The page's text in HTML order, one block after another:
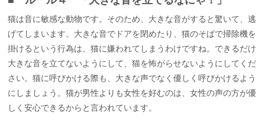
猫は音に敏感な動物です。そのため、大きな音がすると驚いて、逃
げてしまいます。大きな音でドアを閉めたり、猫のそばで掃除機を
掛けるという行為は、猫に嫌われてしまうわけですね。できるだけ
大きな音を立てないようにして、猫を怖がらせないようにしてくだ
さい。猫に呼びかける際も、大きな声でなく優しく呼びかけるよう
にしましょう。猫が男性よりも女性を好むのは、女性の声の方が優
しく安心できるからと言われています。